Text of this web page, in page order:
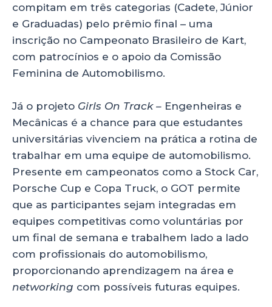
compitam em três categorias (Cadete, Júnior
e Graduadas) pelo prêmio final – uma
inscrição no Campeonato Brasileiro de Kart,
com patrocínios e o apoio da Comissão
Feminina de Automobilismo.
Já o projeto Girls On Track – Engenheiras e
Mecânicas é a chance para que estudantes
universitárias vivenciem na prática a rotina de
trabalhar em uma equipe de automobilismo.
Presente em campeonatos como a Stock Car,
Porsche Cup e Copa Truck, o GOT permite
que as participantes sejam integradas em
equipes competitivas como voluntárias por
um final de semana e trabalhem lado a lado
com profissionais do automobilismo,
proporcionando aprendizagem na área e
networking com possíveis futuras equipes.